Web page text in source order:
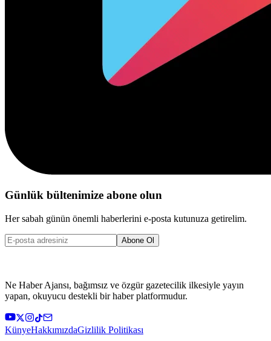
Günlük bültenimize abone olun
Her sabah günün önemli haberlerini e-posta kutunuza getirelim.
Abone Ol
Ne Haber Ajansı, bağımsız ve özgür gazetecilik ilkesiyle yayın
yapan, okuyucu destekli bir haber platformudur.
KünyeHakkımızdaGizlilik Politikası